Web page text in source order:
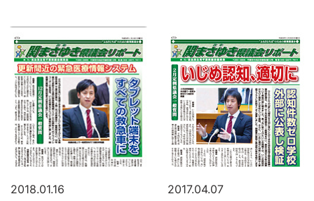
2018.01.16
2017.04.07